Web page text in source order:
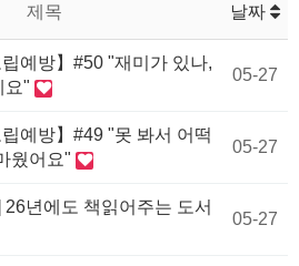
제목 날짜
립예방】#50 "재미가 있나,
요"
05-27
립예방】#49 "못 봐서 어떡
웠어요"
05-27
26년에도 책읽어주는 도서
05-27